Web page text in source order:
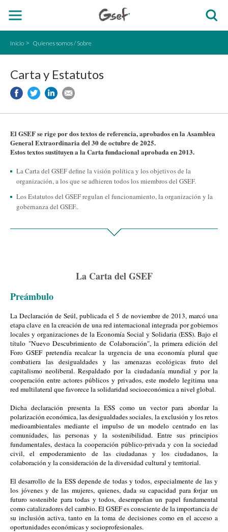
Inicio Quienes somos / Sobre
Carta y Estatutos
El GSEF se rige por dos textos de referencia, aprobados en la Asamblea
General Extraordinaria del 30 de octubre de 2025.
Estos textos sustituyen a la Carta fundacional aprobada en 2013.
La Carta del GSEF define la visión política y los objetivos de la
organización, a los que se adhieren todos los miembros del GSEF.
Los Estatutos del GSEF regulan el funcionamiento, la organización y la
gobernanza del GSEF..
La Carta del GSEF
Preámbulo
La Declaración de Seúl, publicada el 5 de noviembre de 2013, marcó una
etapa clave en la creación de una red internacional integrada por gobiernos
locales y organizaciones de la Economía Social y Solidaria (ESS). Bajo el
título "Nuevo Descubrimiento de Colaboración", la primera edición del
Foro GSEF pretendía recalcar la urgencia de una economía plural que
combatiera las desigualdades y las amenazas ecológicas fruto del
capitalismo neoliberal. Respaldado por la ciudadanía mundial y por la
cooperación entre actores públicos y privados, este modelo legitima una
red multilateral que favorece la solidaridad socioeconómica a nivel global.
Dicha declaración presenta la ESS como un vector para abordar la
polarización económica, las desigualdades sociales, la exclusión y los retos
medioambientales mediante el impulso de un modelo centrado en las
comunidades, las personas y la sostenibilidad. Entre sus principios
fundamentales, destaca la cooperación público-privada y con la sociedad
civil, el empoderamiento de las ciudadanas y los ciudadanos, la
colaboración y la consideración de la diversidad cultural y territorial.
El desarrollo de la ESS depende de todas y todos, especialmente de las y
los jóvenes y de las mujeres, quienes, dada su capacidad para forjar un
futuro sostenible para todas y todos, desempeñan un papel fundamental
como catalizadores del cambio. El GSEF es consciente de la importancia de
su inclusión activa, tanto en la toma de decisiones como en el acceso a
oportunidades económicas y socioprofesionales.